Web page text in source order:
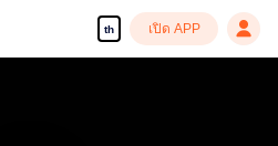
th เปิด APP